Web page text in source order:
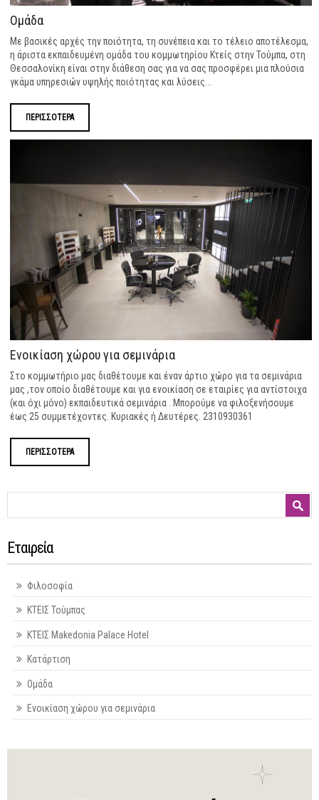
Ομάδα
Με βασικές αρχές την ποιότητα, τη συνέπεια και το τέλειο αποτέλεσμα,
η άριστα εκπαιδευμένη ομάδα του κομμωτηρίου Κτείς στην Τούμπα, στη
Θεσσαλονίκη είναι στην διάθεση σας για να σας προσφέρει μια πλούσια
γκάμα υπηρεσιών υψηλής ποιότητας και λύσεις...
ΠΕΡΙΣΣΟΤΕΡΑ
Ενοικίαση χώρου για σεμινάρια
Στο κομμωτήριο μας διαθέτουμε και έναν άρτιο χώρο για τα σεμινάρια
μας ,τον οποίο διαθέτουμε και για ενοικίαση σε εταιρίες για αντίστοιχα
(και όχι μόνο) εκπαιδευτικά σεμινάρια . Μπορούμε να φιλοξενήσουμε
έως 25 συμμετέχοντες. Κυριακές ή Δευτέρες. 2310930361
ΠΕΡΙΣΣΟΤΕΡΑ
Εταιρεία
Φιλοσοφία
ΚΤΕΙΣ Τούμπας
ΚΤΕΙΣ Makedonia Palace Hotel
Κατάρτιση
Ομάδα
Ενοικίαση χώρου για σεμινάρια